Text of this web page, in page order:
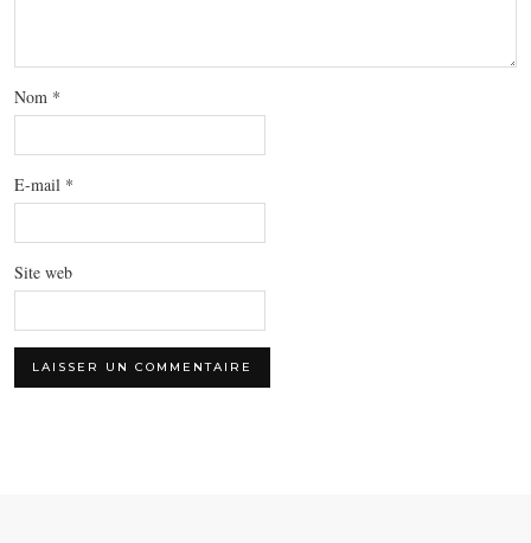
Nom *
E-mail *
Site web